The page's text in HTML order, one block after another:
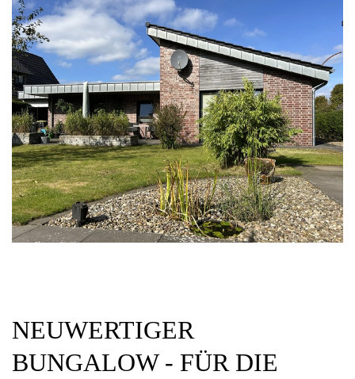
NEUWERTIGER
BUNGALOW - FÜR DIE